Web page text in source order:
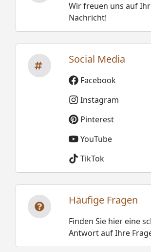
Wir freuen uns auf
Nachricht!
Social Media
Facebook
Instagram
Pinterest
YouTube
TikTok
Häufige Fragen
Finden Sie hier eine
Antwort auf Ihre